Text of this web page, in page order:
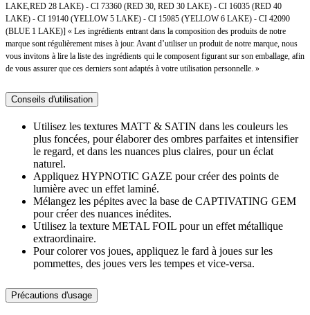
LAKE,RED 28 LAKE) - CI 73360 (RED 30, RED 30 LAKE) - CI 16035 (RED 40
LAKE) - CI 19140 (YELLOW 5 LAKE) - CI 15985 (YELLOW 6 LAKE) - CI 42090
(BLUE 1 LAKE)] « Les ingrédients entrant dans la composition des produits de notre
marque sont régulièrement mises à jour. Avant d’utiliser un produit de notre marque, nous
vous invitons à lire la liste des ingrédients qui le composent figurant sur son emballage, afin
de vous assurer que ces derniers sont adaptés à votre utilisation personnelle. »
Conseils d'utilisation
Utilisez les textures MATT & SATIN dans les couleurs les
plus foncées, pour élaborer des ombres parfaites et intensifier
le regard, et dans les nuances plus claires, pour un éclat
naturel.
Appliquez HYPNOTIC GAZE pour créer des points de
lumière avec un effet laminé.
Mélangez les pépites avec la base de CAPTIVATING GEM
pour créer des nuances inédites.
Utilisez la texture METAL FOIL pour un effet métallique
extraordinaire.
Pour colorer vos joues, appliquez le fard à joues sur les
pommettes, des joues vers les tempes et vice-versa.
Précautions d'usage